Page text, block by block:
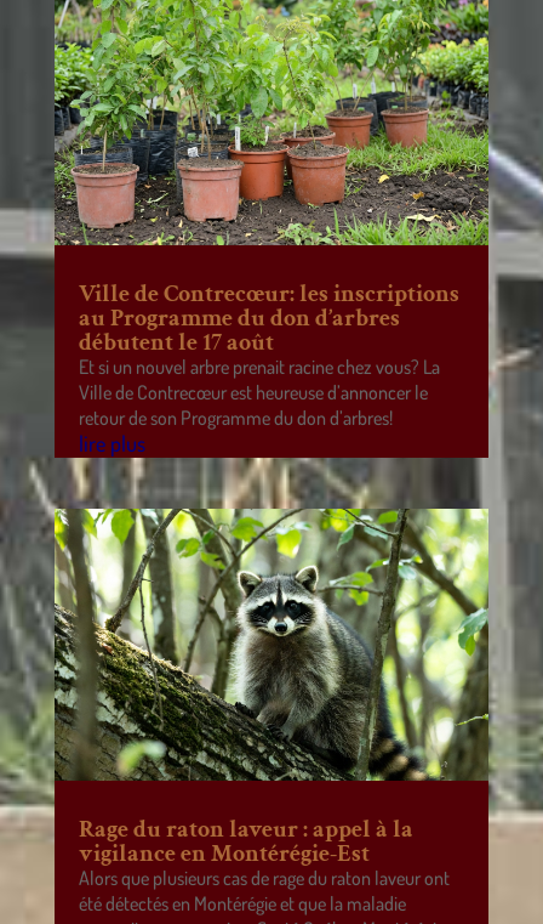
Ville de Contrecœur: les inscriptions
au Programme du don d’arbres
débutent le 17 août
Et si un nouvel arbre prenait racine chez vous? La
Ville de Contrecœur est heureuse d’annoncer le
retour de son Programme du don d’arbres!
lire plus
Rage du raton laveur : appel à la
vigilance en Montérégie-Est
Alors que plusieurs cas de rage du raton laveur ont
été détectés en Montérégie et que la maladie